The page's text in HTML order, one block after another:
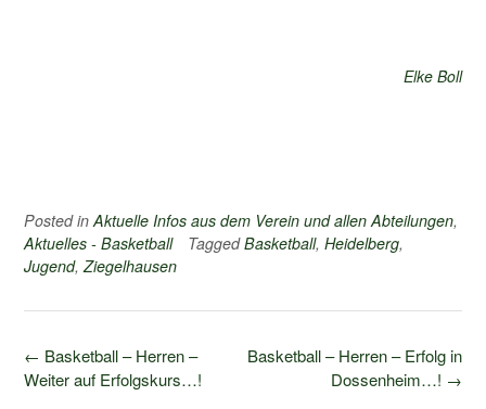
Elke Boll
Posted in Aktuelle Infos aus dem Verein und allen Abteilungen,
Aktuelles - Basketball
TaggedBasketball, Heidelberg,
Jugend, Ziegelhausen
Post
navigation
Basketball – Herren – Erfolg in
Dossenheim…! →
← Basketball – Herren –
Weiter auf Erfolgskurs…!